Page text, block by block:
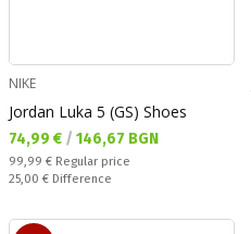
NIKE
Jordan Luka 5 (GS) Shoes
Текуща цена:
74,99 € / 146,67 BGN
Regular price:
99,99 € Regular price
Спестявате:
25,00 € Difference